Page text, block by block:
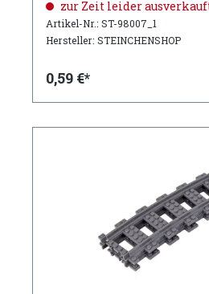
zur Zeit leider
Artikel-Nr.: ST-98007_1
Hersteller: STEINCHENSHOP
0,59 €*